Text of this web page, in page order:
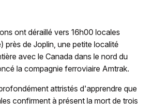
ont déraillé vers 16h00 locales
près de Joplin, une petite localité
avec le Canada dans le nord du
la compagnie ferroviaire Amtrak.
attristés d'apprendre que
confirment à présent la mort de trois